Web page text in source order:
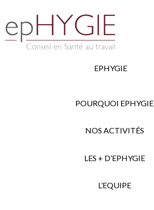
EPHYGIE
POURQUOI EPHYGIE
NOS ACTIVITÉS
LES + D’EPHYGIE
L’EQUIPE